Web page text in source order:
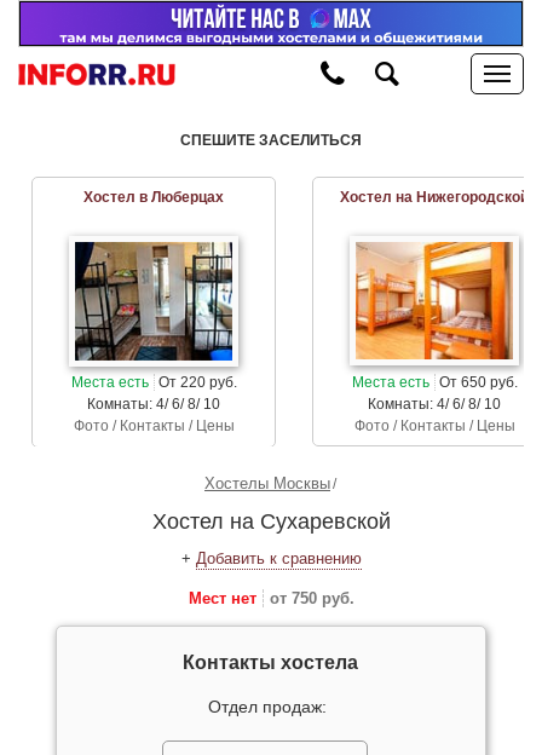
СПЕШИТЕ ЗАСЕЛИТЬСЯ
Хостел в Люберцах
Места есть От 220 руб.
Комнаты: 4/ 6/ 8/ 10
Фото / Контакты / Цены
Хостел на Нижегородской
Места есть От 650 руб.
Комнаты: 4/ 6/ 8/ 10
Фото / Контакты / Цены
Хостелы Москвы
Хостел на Сухаревской
+ Добавить к сравнению
Мест нет от 750 руб.
Контакты хостела
Отдел продаж: